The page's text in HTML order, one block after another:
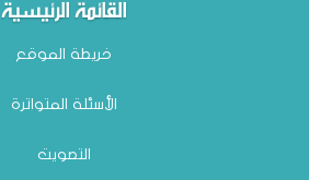
القائمة الرئيسية
خريطة الموقع
الأسئلة المتواترة
التصويت